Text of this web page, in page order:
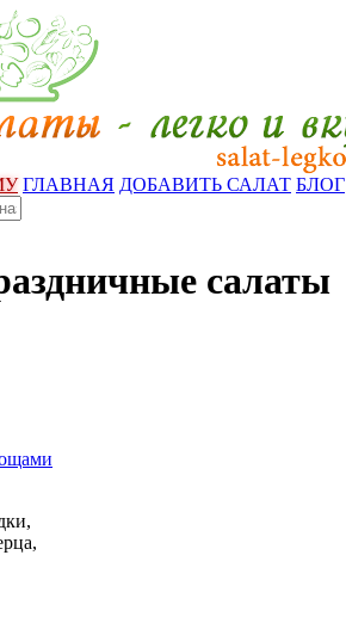
ГЛАВНАЯ ДОБАВИТЬ САЛАТ БЛОГ
салаты